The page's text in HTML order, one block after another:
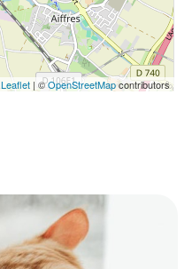
Leaflet | ©OpenStreetMapcontributors